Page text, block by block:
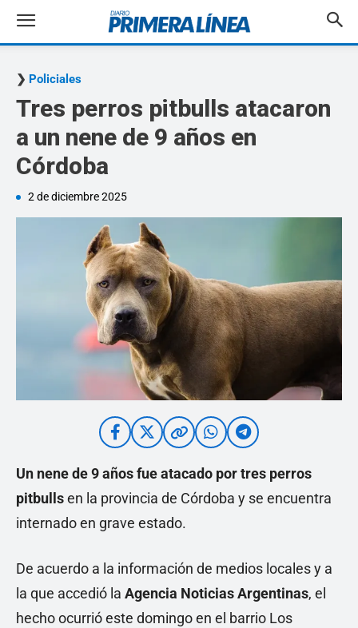
Policiales
Tres perros pitbulls atacaron
a un nene de 9 años en
Córdoba
2 de diciembre 2025
Un nene de 9 años fue atacado por tres perros
pitbullsen la provincia de Córdoba y se encuentra
internado en grave estado.
De acuerdo a la información de medios locales y a
la que accedió la Agencia Noticias Argentinas, el
hecho ocurrió este domingo en el barrio Los